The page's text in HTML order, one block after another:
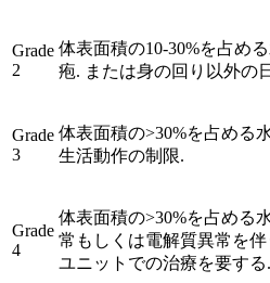
Grade
2
体表面積の10-30%を占め
疱. または身の回り以外の
Grade
3
体表面積の>30%を占める
生活動作の制限.
Grade
4
体表面積の>30%を占める
常もしくは電解質異常を
ユニットでの治療を要する.